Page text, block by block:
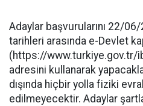
​Adaylar başvurularını 22/
tarihleri arasında e-Devlet
(https://www.turkiye.gov.tr/
adresini kullanarak
dışında hiçbir yolla fiziki
edilmeyecektir. Adaylar